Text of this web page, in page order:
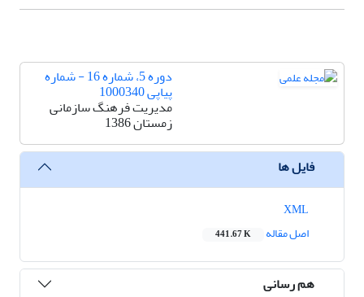
دوره 5، شماره 16 - شماره
پیاپی 1000340
مدیریت فرهنگ سازمانی
زمستان 1386
فایل ها
اصل مقاله
441.67 K
هم رسانی